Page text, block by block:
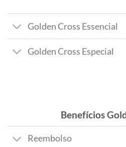
Golden Cross Essencial
Golden Cross Especial
Benefícios
Reembolso